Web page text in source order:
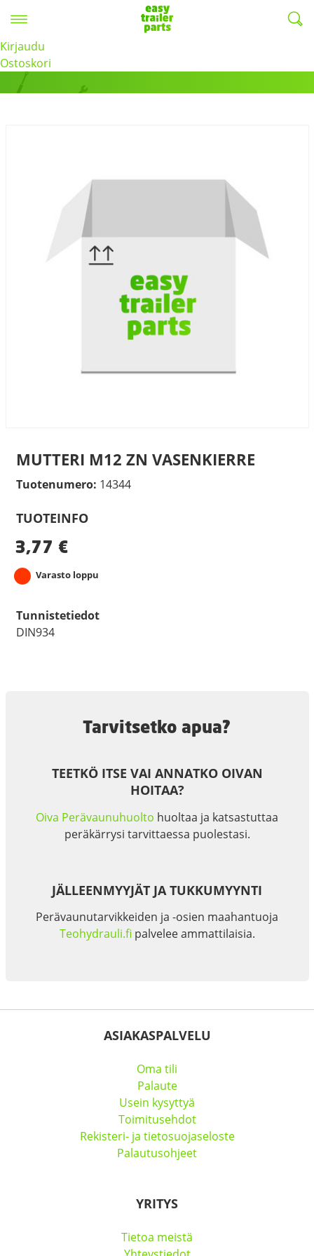
Kirjaudu
Ostoskori
Tuotteet
MUTTERI M12 ZN VASENKIERRE
Tuotenumero: 14344
TUOTEINFO
3,77 €
Varasto loppu
Tunnistetiedot
DIN934
Tarvitsetko apua?
TEETKÖ ITSE VAI ANNATKO OIVAN
HOITAA?
Oiva Perävaunuhuolto huoltaa ja katsastuttaa
peräkärrysi tarvittaessa puolestasi.
JÄLLEENMYYJÄT JA TUKKUMYYNTI
Perävaunutarvikkeiden ja -osien maahantuoja
Teohydrauli.fi palvelee ammattilaisia.
ASIAKASPALVELU
Oma tili
Palaute
Usein kysyttyä
Toimitusehdot
Rekisteri- ja tietosuojaseloste
Palautusohjeet
YRITYS
Tietoa meistä